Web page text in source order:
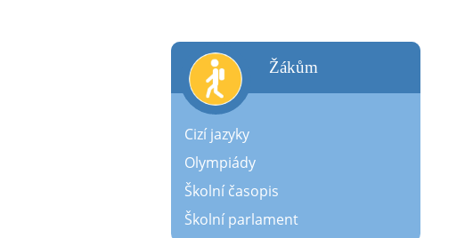
žákům
Cizí jazyky
Olympiády
Školní časopis
Školní parlament